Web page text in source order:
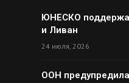
ЮНЕСКО
и Ливан
24 июля, 2026
ООН